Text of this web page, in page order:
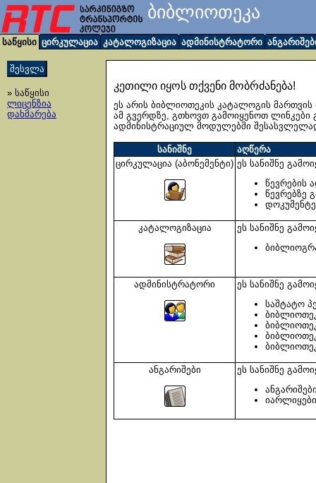
ბიბლიოთეკა
საწყისი ცირკულაცია კატალოგიზაცია ადმინისტრატორი
» საწყისი
ლიცენზია
დახმარება
კეთილი იყოს თქვენი მობრძანება!
ეს არის ბიბლიოთეკის კატალოგის
ამ გვერდზე, გთხოვთ გამოიყენოთ
ადმინისტრაციულ მოდულებში
სანიშნე
აღწერა
ცირკულაცია (აბონემენტი) ეს სანიშნე
წევრების
წევრებზე
კატალოგიზაცია
ეს სანიშნე
ადმინისტრატორი
ეს სანიშნე
საშტატო
ანგარიშები
ეს სანიშნე